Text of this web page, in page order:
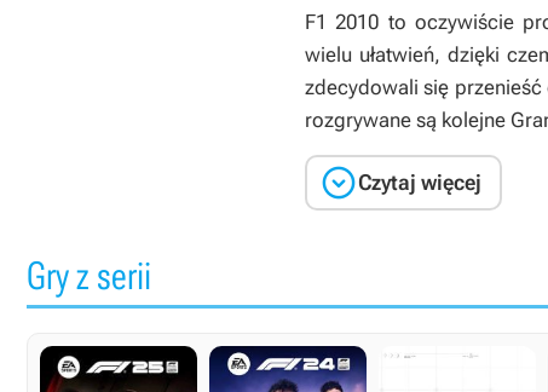
F1 2010 to oczywiście
wielu ułatwień, dzięki
zdecydowali się przenieść
rozgrywane są kolejne
Czytaj więcej
Gry z serii